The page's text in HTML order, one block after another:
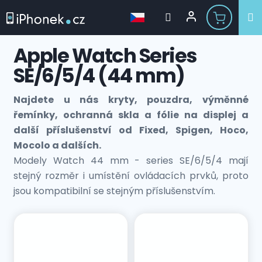
obsahApple Watch Series
SE/6/5/4 (44 mm)
Najdete u nás kryty, pouzdra, výměnné
řemínky, ochranná skla a fólie na displej a
další příslušenství od Fixed, Spigen, Hoco,
Mocolo a dalších.
Modely Watch 44 mm - series SE/6/5/4 mají
stejný rozměr i umístění ovládacích prvků, proto
jsou kompatibilní se stejným příslušenstvím.